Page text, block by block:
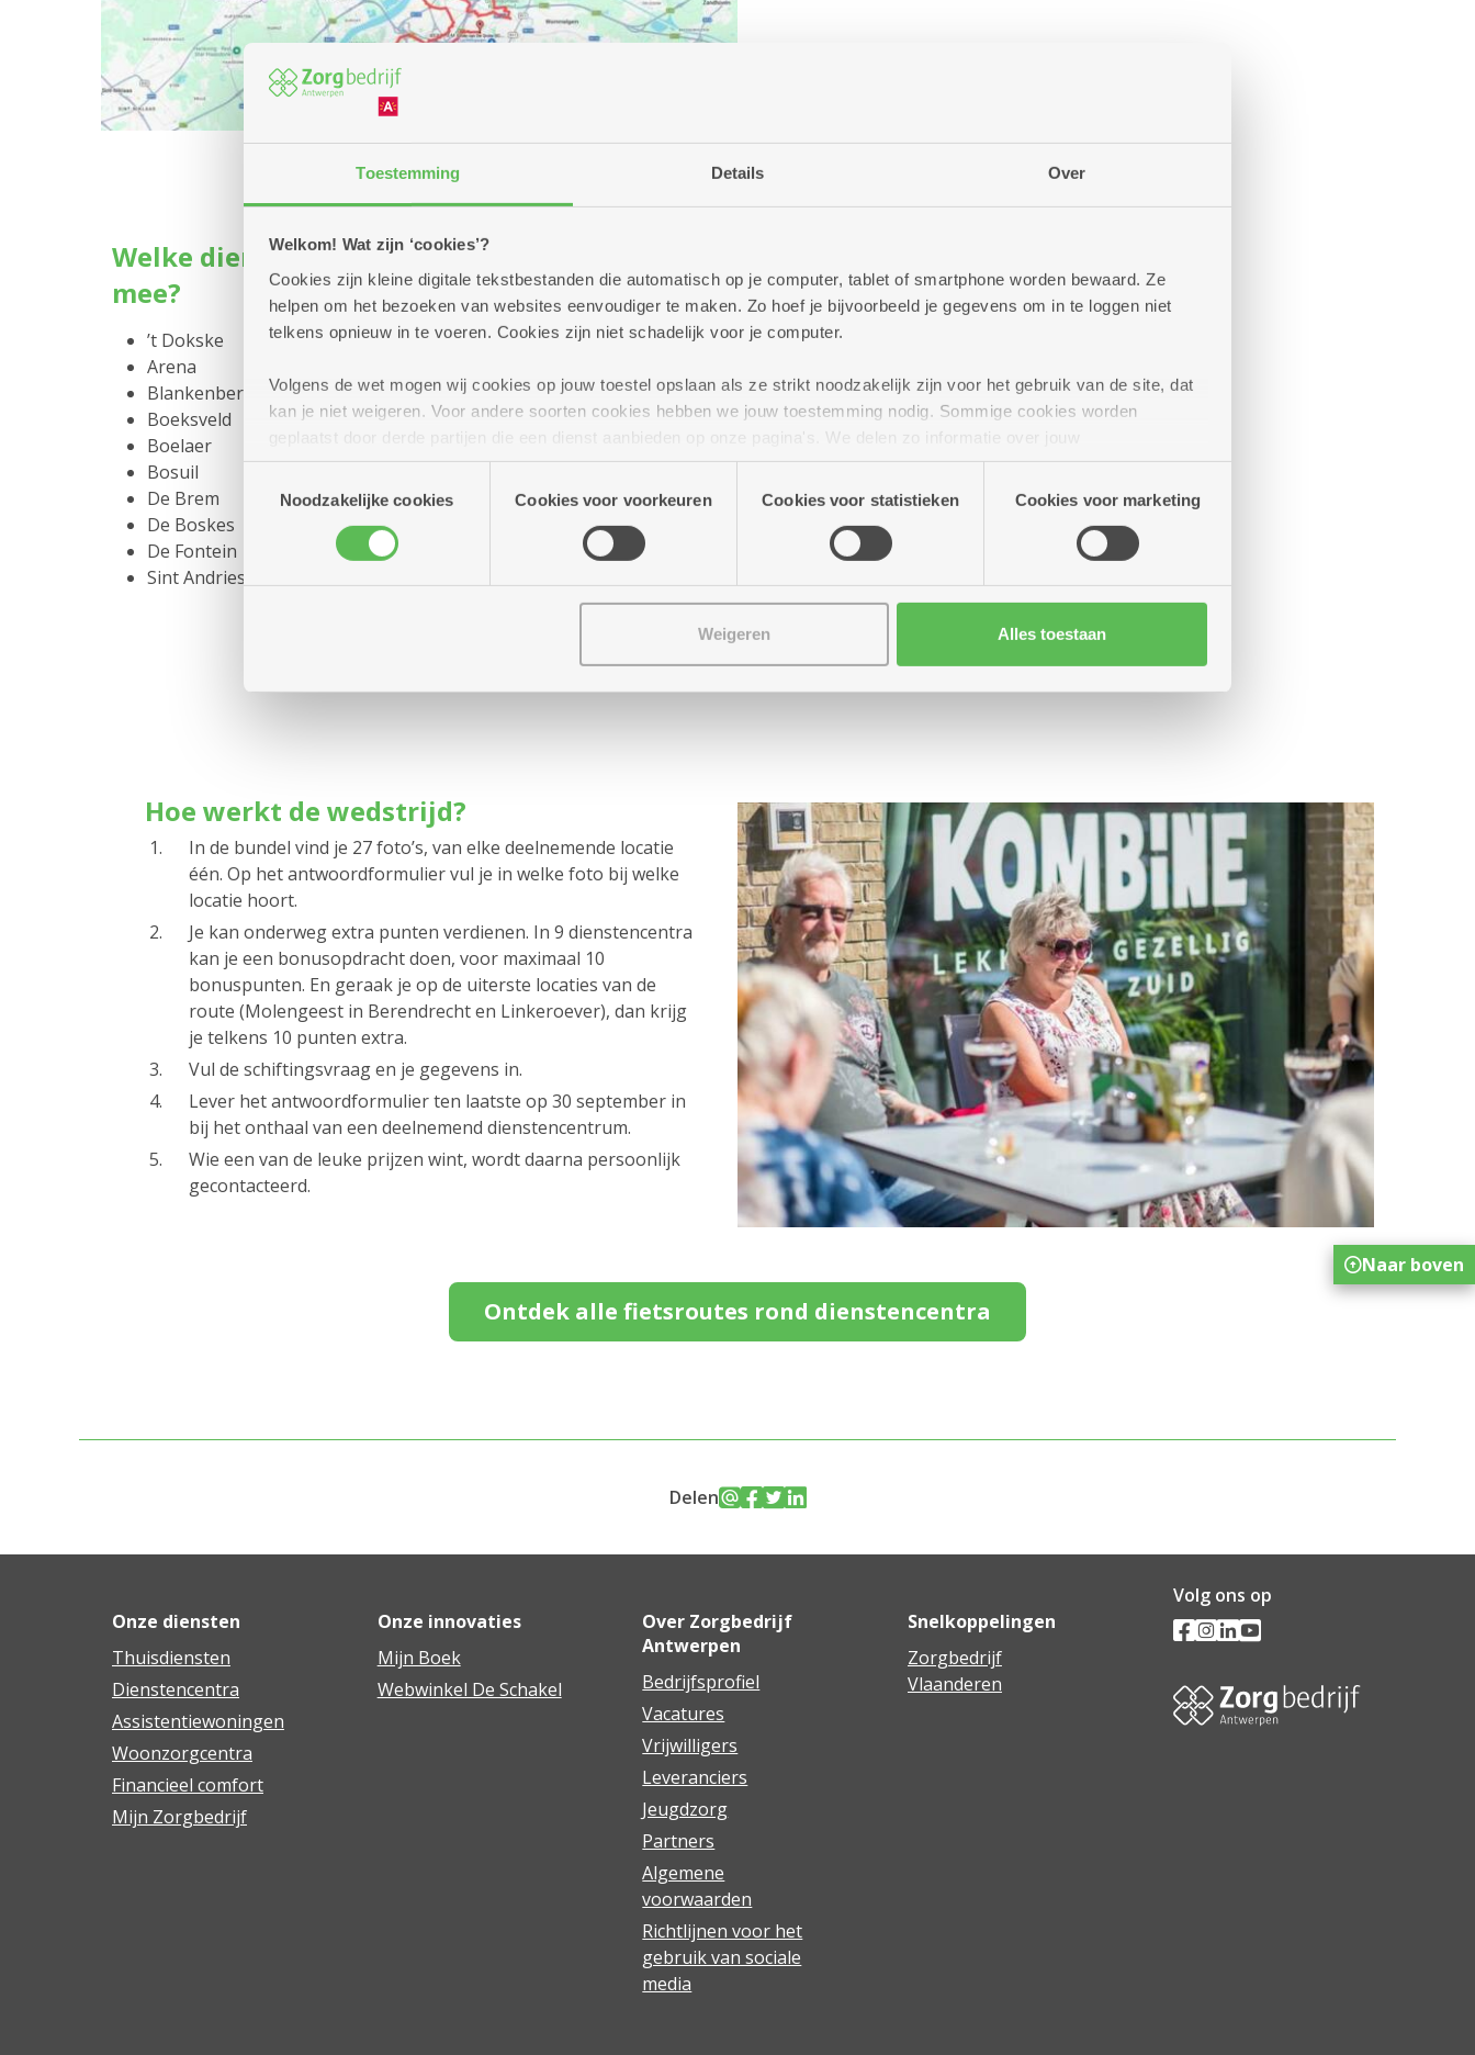
Toestemming Details Over
Welkom! Wat zijn ‘cookies’?
Cookies zijn kleine digitale tekstbestanden die automatisch op je computer, tablet of smartphone worden bewaard. Ze
helpen om het bezoeken van websites eenvoudiger te maken. Zo hoef je bijvoorbeeld je gegevens om in te loggen niet
telkens opnieuw in te voeren. Cookies zijn niet schadelijk voor je computer.
Volgens de wet mogen wij cookies op jouw toestel opslaan als ze strikt noodzakelijk zijn voor het gebruik van de site, dat
kan je niet weigeren. Voor andere soorten cookies hebben we jouw toestemming nodig. Sommige cookies worden
geplaatst door derde partijen die een dienst aanbieden op onze pagina's. We delen zo informatie over jouw
(geanonimiseerd) gebruik van onze site voor social media, advertenties en analyse. Deze partners kunnen deze gegevens
Noodzakelijke cookies
Cookies voor voorkeuren Cookies voor statistieken Cookies voor marketing
Weigeren Alles toestaan
Welke dienstencentra doen
mee?
’t Dokske
Arena
Blankenberg
Boeksveld
Boelaer
Bosuil
De Brem
De Boskes
De Fontein
Sint Andries
De Olijftak
De Vrijgeweide
De Zeelbaan
Kerkeveld
Kronenburg
Molengeest
Pulhof
Romanza
Rozenboom
Ten Gaarde
Tuinwijk
Hoe werkt de wedstrijd?
In de bundel vind je 27 foto’s, van elke deelnemende locatie
één. Op het antwoordformulier vul je in welke foto bij welke
locatie hoort.
Je kan onderweg extra punten verdienen. In 9 dienstencentra
kan je een bonusopdracht doen, voor maximaal 10
bonuspunten. En geraak je op de uiterste locaties van de
route (Molengeest in Berendrecht en Linkeroever), dan krijg
je telkens 10 punten extra.
Vul de schiftingsvraag en je gegevens in.
Lever het antwoordformulier ten laatste op 30 september in
bij het onthaal van een deelnemend dienstencentrum.
Wie een van de leuke prijzen wint, wordt daarna persoonlijk
gecontacteerd.
Ontdek alle fietsroutes rond dienstencentra
Delen
Onze diensten
Thuisdiensten
Dienstencentra
Assistentiewoningen
Woonzorgcentra
Financieel comfort
Mijn Zorgbedrijf
Onze innovaties
Mijn Boek
Webwinkel De Schakel
Over Zorgbedrijf
Antwerpen
Bedrijfsprofiel
Vacatures
Vrijwilligers
Leveranciers
Jeugdzorg
Partners
Algemene
voorwaarden
Richtlijnen voor het
gebruik van sociale
media
Snelkoppelingen
Zorgbedrijf
Vlaanderen
Volg ons op
Naar boven